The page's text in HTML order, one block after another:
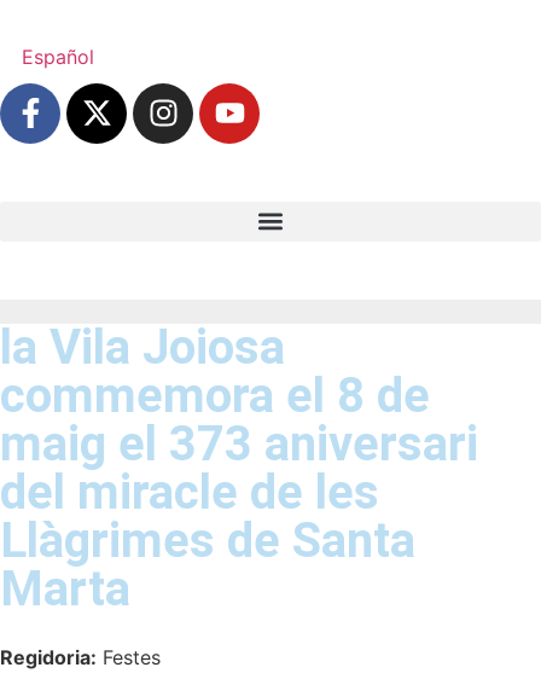
Español
la Vila Joiosa
commemora el 8 de
maig el 373 aniversari
del miracle de les
Llàgrimes de Santa
Marta
Regidoria: Festes